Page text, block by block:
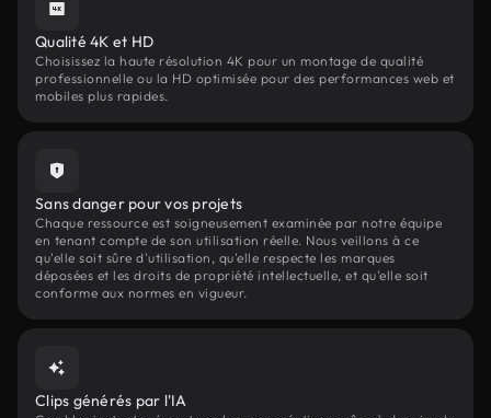
Qualité 4K et HD
Choisissez la haute résolution 4K pour un montage de qualité
professionnelle ou la HD optimisée pour des performances web et
mobiles plus rapides.
Sans danger pour vos projets
Chaque ressource est soigneusement examinée par notre équipe
en tenant compte de son utilisation réelle. Nous veillons à ce
qu'elle soit sûre d'utilisation, qu'elle respecte les marques
déposées et les droits de propriété intellectuelle, et qu'elle soit
conforme aux normes en vigueur.
Clips générés par l'IA